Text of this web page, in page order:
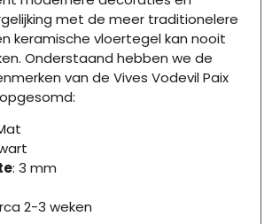
met de meer traditionelere
keramische vloertegelkan nooit
Onderstaand hebben we de
van de Vives Vodevil Paix
: 3 mm
2-3 weken